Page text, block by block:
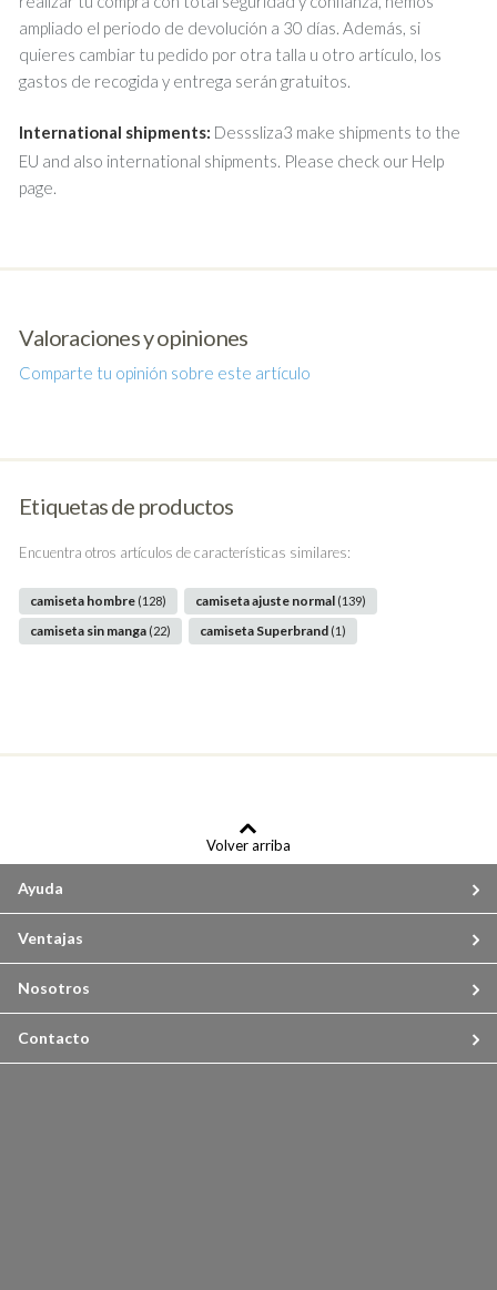
ampliado el periodo de devolución a 30 días. Además, si
quieres cambiar tu pedido por otra talla u otro artículo, los
gastos de recogida y entrega serán gratuitos.
International shipments: Desssliza3 make shipments to the
EU and also international shipments. Please check our Help
page.
Valoraciones y opiniones
Comparte tu opinión sobre este artículo
Etiquetas de productos
Encuentra otros artículos de características similares:
camiseta hombre (128) camiseta ajuste normal (139)
camiseta sin manga (22) camiseta Superbrand (1)
Volver arriba
Ayuda
Ventajas
Nosotros
Contacto